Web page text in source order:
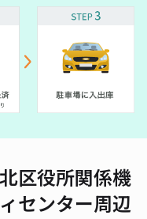
区役所関係機
センター周辺